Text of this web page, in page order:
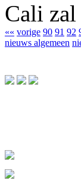
Cali zal
«« vorige 90 91 92
nieuws algemeen